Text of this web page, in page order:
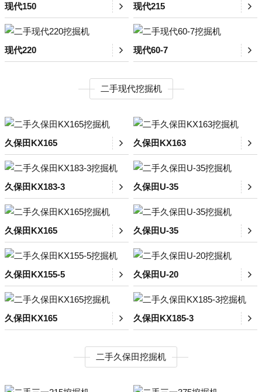
现代150 现代215
现代220 现代60-7
二手现代挖掘机
久保田KX165 久保田KX163
久保田KX183-3 久保田U-35
久保田KX165 久保田U-35
久保田KX155-5 久保田U-20
久保田KX165 久保田KX185-3
二手久保田挖掘机